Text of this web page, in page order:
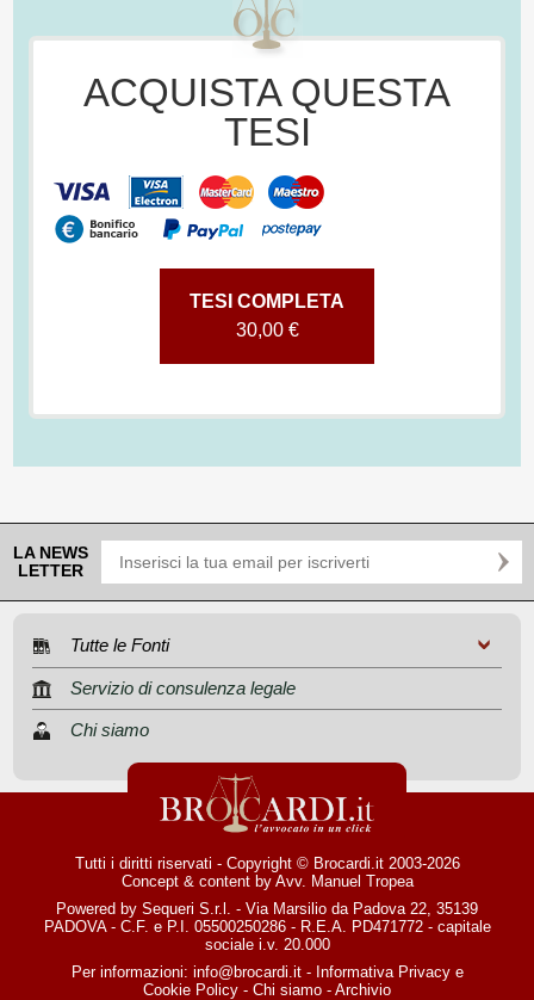
ACQUISTA QUESTA
TESI
TESI COMPLETA
30,00 €
LA NEWS
LETTER
Tutte le Fonti
Servizio di consulenza legale
Chi siamo
Tutti i diritti riservati - Copyright © Brocardi.it 2003-2026
Concept & content by Avv. Manuel Tropea
Powered by Sequeri S.r.l. - Via Marsilio da Padova 22, 35139
PADOVA - C.F. e P.I. 05500250286 - R.E.A. PD471772 - capitale
sociale i.v. 20.000
Per informazioni: info@brocardi.it- Informativa Privacye
Cookie Policy - Chi siamo - Archivio